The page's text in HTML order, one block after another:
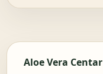
Aloe Vera Centar